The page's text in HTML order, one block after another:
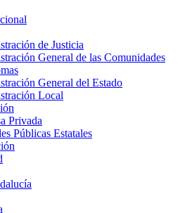
de Justicia
General de las Comunidades
General del Estado
Local
Privada
Públicas Estatales